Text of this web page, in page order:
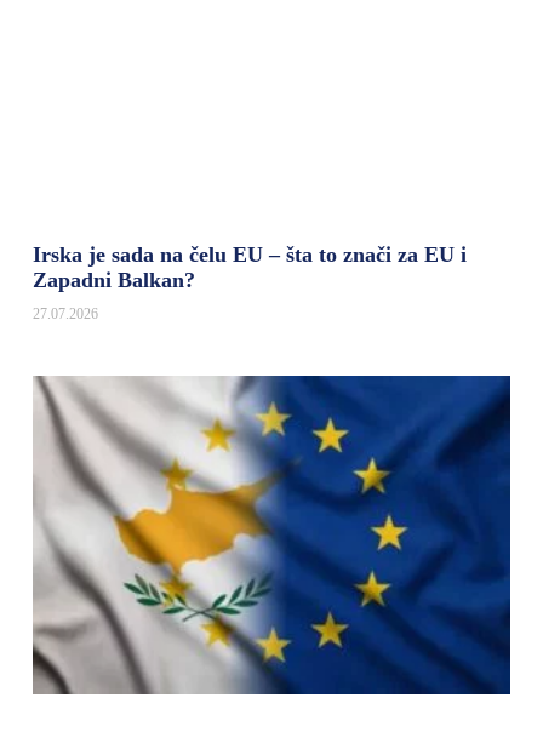
Irska je sada na čelu EU – šta to znači za EU i
Zapadni Balkan?
27.07.2026